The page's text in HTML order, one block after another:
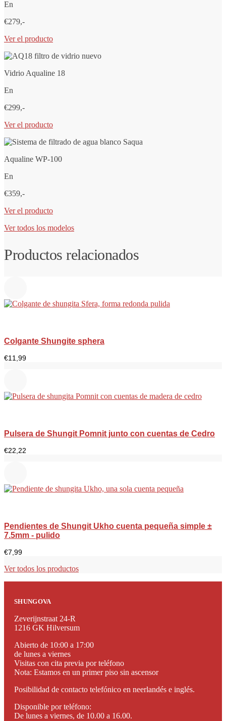
En
€279,-
Ver el producto
Vidrio Aqualine 18
En
€299,-
Ver el producto
Aqualine WP-100
En
€359,-
Ver el producto
Ver todos los modelos
Productos relacionados
Colgante Shungite sphera
€11,99
Pulsera de Shungit Pomnit junto con cuentas de Cedro
€22,22
Pendientes de Shungit Ukho cuenta pequeña simple ±
7.5mm - pulido
€7,99
Ver todos los productos
SHUNGOVA
Zeverijnstraat 24-R
1216 GK Hilversum
Abierto de 10:00 a 17:00
de lunes a viernes
Visitas con cita previa por teléfono
Nota: Estamos en un primer piso sin ascensor
Posibilidad de contacto telefónico en neerlandés e inglés.
Disponible por teléfono:
De lunes a viernes, de 10.00 a 16.00.